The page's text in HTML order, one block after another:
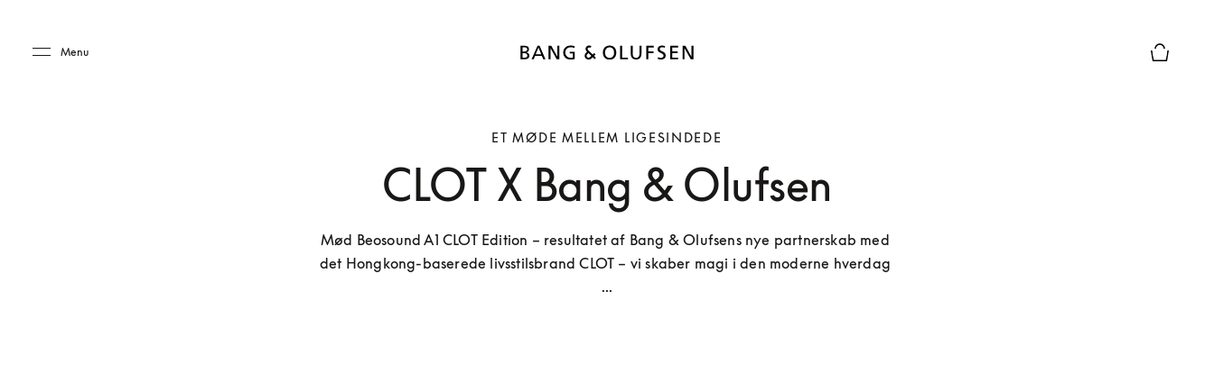
Menu
ET MØDE MELLEM LIGESINDEDE
CLOT X Bang & Olufsen
Mød Beosound A1 CLOT Edition – resultatet af Bang & Olufsens nye partnerskab med
det Hongkong-baserede livsstilsbrand CLOT – vi skaber magi i den moderne hverdag
...